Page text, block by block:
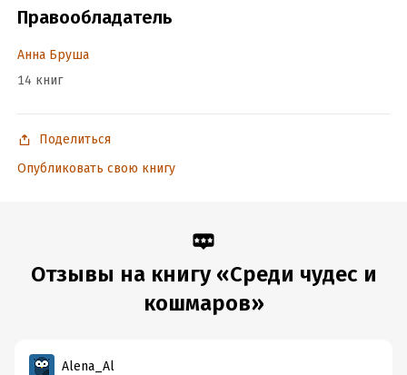
Правообладатель
Анна Бруша
14 книг
Поделиться
Опубликовать свою книгу
Отзывы на книгу «Среди чудес и
кошмаров»
Alena_Al